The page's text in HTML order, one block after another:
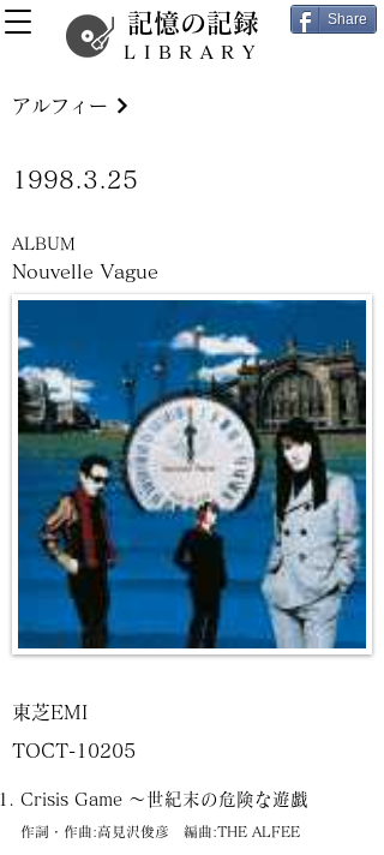
記憶の記録
LIBRARY
Share
Nouvelle Vague
Crisis Game ～世紀末の危険な遊戯
作詞・作曲:高見沢俊彦 編曲:THE ALFEE
アルフィー
1998.3.25
ALBUM
東芝EMI
TOCT-10205